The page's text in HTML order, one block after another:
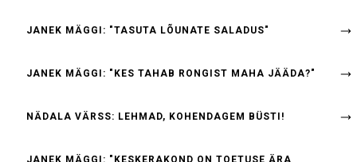
JANEK MÄGGI: "TASUTA LÕUNATE SALADUS"
JANEK MÄGGI: "KES TAHAB RONGIST MAHA JÄÄDA?"
NÄDALA VÄRSS: LEHMAD, KOHENDAGEM BÜSTI!
JANEK MÄGGI: "KESKERAKOND ON TOETUSE ÄRA